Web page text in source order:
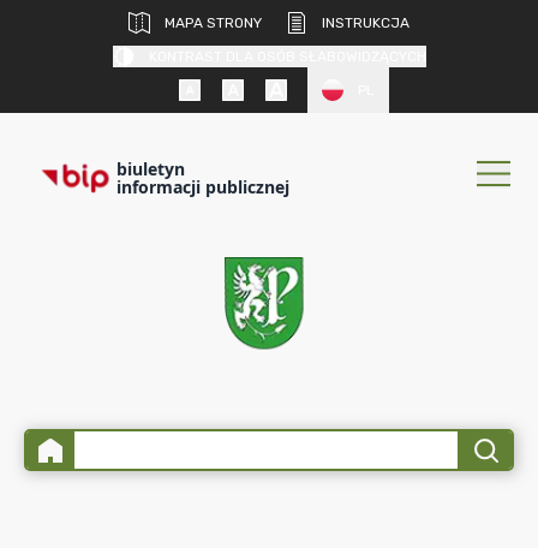
MAPA STRONY
INSTRUKCJA
biuletyn
informacji publicznej